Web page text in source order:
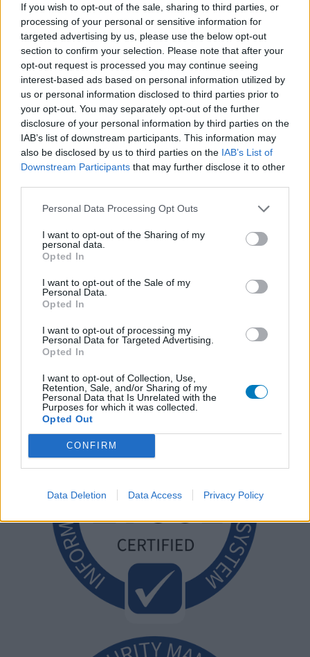
If you wish to opt-out of the sale, sharing to third parties, or
processing of your personal or sensitive information for
targeted advertising by us, please use the below opt-out
section to confirm your selection. Please note that after your
opt-out request is processed you may continue seeing
interest-based ads based on personal information utilized by
us or personal information disclosed to third parties prior to
your opt-out. You may separately opt-out of the further
disclosure of your personal information by third parties on the
IAB’s list of downstream participants. This information may
also be disclosed by us to third parties on the IAB’s List of
Downstream Participants that may further disclose it to other
Personal Data Processing Opt Outs
I want to opt-out of the Sharing of my
personal data.
Opted In
I want to opt-out of the Sale of my
Personal Data.
Opted In
I want to opt-out of processing my
Personal Data for Targeted Advertising.
Opted In
I want to opt-out of Collection, Use,
Retention, Sale, and/or Sharing of my
Personal Data that Is Unrelated with the
Purposes for which it was collected.
Opted Out
CONFIRM
Data Deletion Data Access Privacy Policy
setzen von unseren Benutzern keine nachgewiesenen
medizinischen Kenntnisse voraus um ihre Meinungen
auszutauschen. Auf diese Weise geben die beschriebenen
Meinungen und Erfahrungen nur die Ansichten der jeweiligen
Autoren wieder und nicht jene des Eigentümers dieser Website.
Bitte beachten Sie, dass eine Erfahrung von Person zu Person
unterschiedlich sein kann und dass Sie sich immer an Ihren Arzt
oder Apotheker wenden sollten, um medizinischen Rat zu
Medikamenten zu erhalten.